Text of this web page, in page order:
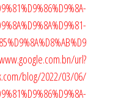
url?
blog/2022/03/06/